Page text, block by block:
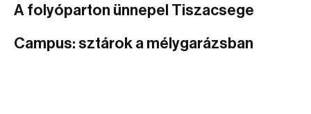
A folyóparton ünnepel Tiszacsege
Campus: sztárok a mélygarázsban